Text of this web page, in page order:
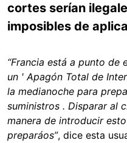
cortes serían
imposibles de
“Francia está a punto de
un ' Apagón Total de
la medianoche para
suministros . Disparar al
manera de introducir
preparáos”, dice esta